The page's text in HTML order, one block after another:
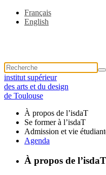
Français
English
institut supérieur
des arts et du design
de Toulouse
À propos de l’isdaT
Se former à l’isdaT
Admission et vie
Agenda
À propos de l’isdaT